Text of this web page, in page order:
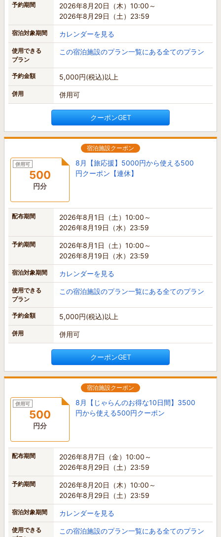
予約期間
2026年8月20日（木）10:00～
2026年8月29日（土）23:59
宿泊対象期間 カレンダーを見る
使用できる
プラン
この宿泊施設のプラン一覧にある全てのプラン
予約金額 5,000円(税込)以上
併用 併用可
クーポンGET
宿泊施設クーポン
併用可
500
円分
8月【旅応援】5000円から使える500
円クーポン【連休】
配布期間
2026年8月1日（土）10:00～
2026年8月19日（水）23:59
予約期間
2026年8月1日（土）10:00～
2026年8月19日（水）23:59
宿泊対象期間 カレンダーを見る
使用できる
プラン
この宿泊施設のプラン一覧にある全てのプラン
予約金額 5,000円(税込)以上
併用 併用可
クーポンGET
宿泊施設クーポン
併用可
500
円分
8月【じゃらんのお得な10日間】3500
円から使える500円クーポン
配布期間
2026年8月7日（金）10:00～
2026年8月29日（土）23:59
予約期間
2026年8月20日（木）10:00～
2026年8月29日（土）23:59
宿泊対象期間 カレンダーを見る
使用できる
この宿泊施設のプラン一覧にある全てのプラン